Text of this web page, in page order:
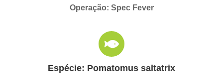
Operação: Spec Fever
Espécie: Pomatomus saltatrix